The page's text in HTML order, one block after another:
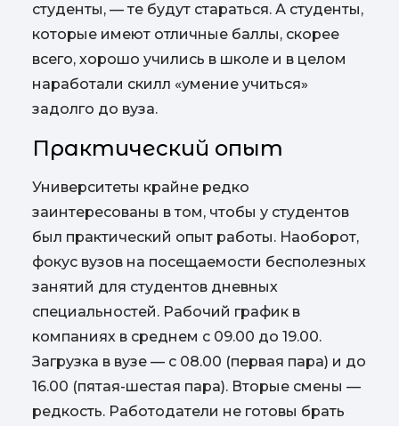
студенты, — те будут стараться. А студенты,
которые имеют отличные баллы, скорее
всего, хорошо учились в школе и в целом
наработали скилл «умение учиться»
задолго до вуза.
Практический опыт
Университеты крайне редко
заинтересованы в том, чтобы у студентов
был практический опыт работы. Наоборот,
фокус вузов на посещаемости бесполезных
занятий для студентов дневных
специальностей. Рабочий график в
компаниях в среднем с 09.00 до 19.00.
Загрузка в вузе — с 08.00 (первая пара) и до
16.00 (пятая-шестая пара). Вторые смены —
редкость. Работодатели не готовы брать